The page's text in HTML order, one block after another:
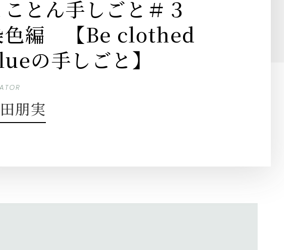
ことん手しごと＃３
色編 【Be clothed
の手しごと】
朋実